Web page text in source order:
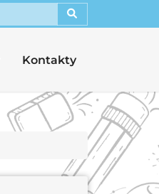
Search
Kontakty